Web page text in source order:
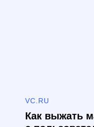
VC.RU
Как выжать